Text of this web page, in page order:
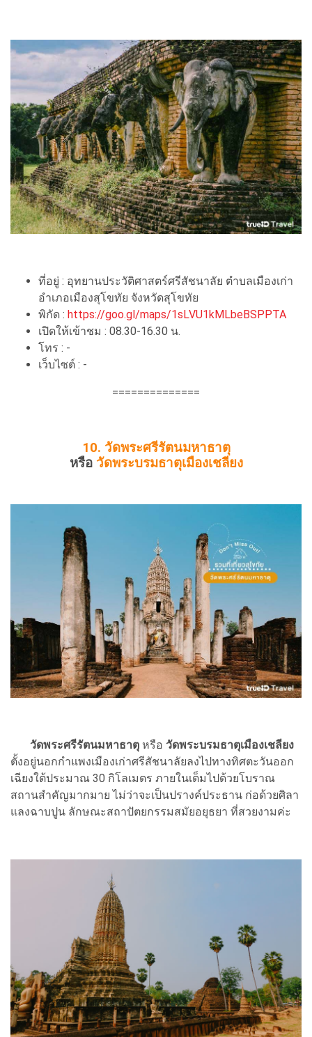
ที่อยู่ : อุทยานประวัติศาสตร์ศรีสัชนาลัย ตำบลเมืองเก่า
อำเภอเมืองสุโขทัย จังหวัดสุโขทัย
พิกัด : https://goo.gl/maps/1sLVU1kMLbeBSPPTA
เปิดให้เข้าชม : 08.30-16.30 น.
โทร : -
เว็บไซต์ : -
==============
10. วัดพระศรีรัตนมหาธาตุ
หรือ วัดพระบรมธาตุเมืองเชลียง
วัดพระศรีรัตนมหาธาตุ หรือ วัดพระบรมธาตุเมืองเชลียง
ตั้งอยู่นอกกำแพงเมืองเก่าศรีสัชนาลัยลงไปทางทิศตะวันออก
เฉียงใต้ประมาณ 30 กิโลเมตร ภายในเต็มไปด้วยโบราณ
สถานสำคัญมากมาย ไม่ว่าจะเป็นปรางค์ประธาน ก่อด้วยศิลา
แลงฉาบปูน ลักษณะสถาปัตยกรรมสมัยอยุธยา ที่สวยงามค่ะ